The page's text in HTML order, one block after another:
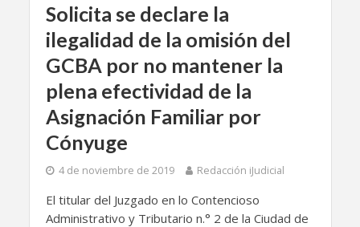
Solicita se declare la
ilegalidad de la omisión del
GCBA por no mantener la
plena efectividad de la
Asignación Familiar por
Cónyuge
4 de noviembre de 2019 Redacción iJudicial
El titular del Juzgado en lo Contencioso
Administrativo y Tributario n.° 2 de la Ciudad de